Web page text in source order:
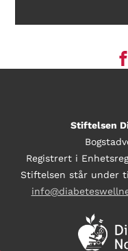
Stiftelsen
Registrert i
Stiftelsen står under